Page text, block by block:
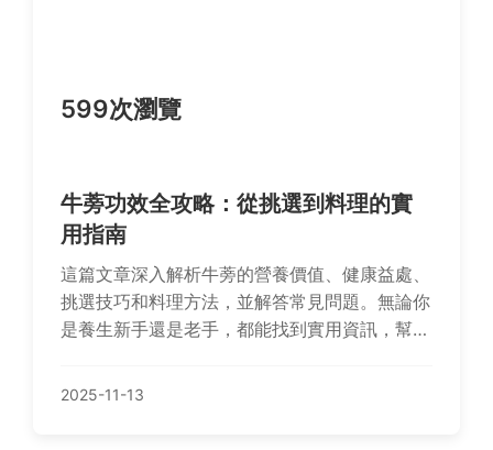
599次瀏覽
牛蒡功效全攻略：從挑選到料理的實
用指南
這篇文章深入解析牛蒡的營養價值、健康益處、
挑選技巧和料理方法，並解答常見問題。無論你
是養生新手還是老手，都能找到實用資訊，幫助
驗分享、食譜推薦和注意事項，全面滿足你的需
2025-11-13